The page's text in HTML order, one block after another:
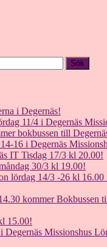
i Degernäs!
11/4 i Degernäs
bokbussen till
16 i Degernäs
IT Tisdag 17/3 kl 20.00!
30/3 kl 19.00!
lördag 14/3 -26 kl 16.00
kommer Bokbussen
15.00!
Degernäs Missionshus